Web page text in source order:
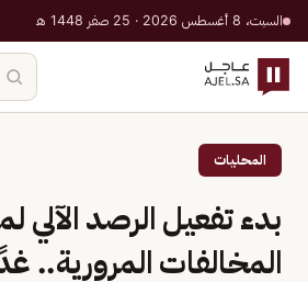
السبت، 8 أغسطس 2026 · 25 صفر 1448 هـ
المحليات
بدء تفعيل الرصد
المخالفات المرورية..